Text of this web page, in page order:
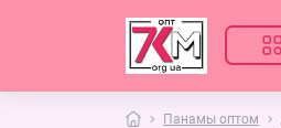
Панамы оптом